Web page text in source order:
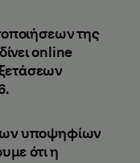
της
online
υποψηφίων
ότι η